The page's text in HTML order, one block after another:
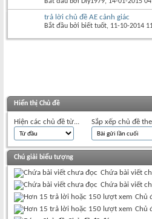
trả lời chủ đề AE cảnh giác
Bắt đầu bởi biết tuốt‎, 11-10-2014
Hiển thị Chủ đề
Hiện các chủ đề từ... Sắp xếp chủ đề
Chú giải biểu tượng
Chứa bài viết
Chứa bài viết
Chủ
Chủ